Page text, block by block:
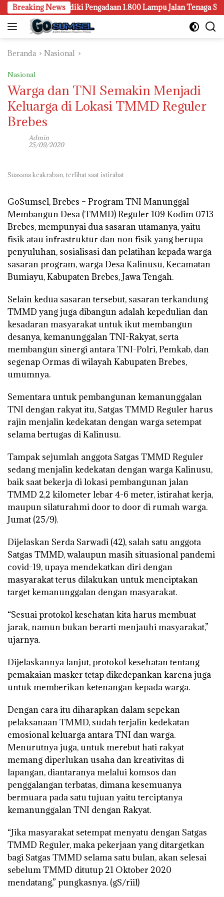
Langsung
ke
konten
Breaking News
Juga Selidiki Pengadaan 1.800 Lampu Jalan Tenaga Surya
Beranda Nasional
Nasional
Warga dan TNI Semakin Menjadi
Keluarga di Lokasi TMMD Reguler
Brebes
Admin
25/09/2020
Suasana keakraban, terlihat saat istirahat
GoSumsel, Brebes – Program TNI Manunggal
Membangun Desa (TMMD) Reguler 109 Kodim 0713
Brebes, mempunyai dua sasaran utamanya, yaitu
fisik atau infrastruktur dan non fisik yang berupa
penyuluhan, sosialisasi dan pelatihan kepada warga
sasaran program, warga Desa Kalinusu, Kecamatan
Bumiayu, Kabupaten Brebes, Jawa Tengah.
Selain kedua sasaran tersebut, sasaran terkandung
TMMD yang juga dibangun adalah kepedulian dan
kesadaran masyarakat untuk ikut membangun
desanya, kemanunggalan TNI-Rakyat, serta
membangun sinergi antara TNI-Polri, Pemkab, dan
segenap Ormas di wilayah Kabupaten Brebes,
umumnya.
Sementara untuk pembangunan kemanunggalan
TNI dengan rakyat itu, Satgas TMMD Reguler harus
rajin menjalin kedekatan dengan warga setempat
selama bertugas di Kalinusu.
Tampak sejumlah anggota Satgas TMMD Reguler
sedang menjalin kedekatan dengan warga Kalinusu,
baik saat bekerja di lokasi pembangunan jalan
TMMD 2,2 kilometer lebar 4-6 meter, istirahat kerja,
maupun silaturahmi door to door di rumah warga.
Jumat (25/9).
Dijelaskan Serda Sarwadi (42), salah satu anggota
Satgas TMMD, walaupun masih situasional pandemi
covid-19, upaya mendekatkan diri dengan
masyarakat terus dilakukan untuk menciptakan
target kemanunggalan dengan masyarakat.
“Sesuai protokol kesehatan kita harus membuat
jarak, namun bukan berarti menjauhi masyarakat,”
ujarnya.
Dijelaskannya lanjut, protokol kesehatan tentang
pemakaian masker tetap dikedepankan karena juga
untuk memberikan ketenangan kepada warga.
Dengan cara itu diharapkan dalam sepekan
pelaksanaan TMMD, sudah terjalin kedekatan
emosional keluarga antara TNI dan warga.
Menurutnya juga, untuk merebut hati rakyat
memang diperlukan usaha dan kreativitas di
lapangan, diantaranya melalui komsos dan
penggalangan terbatas, dimana kesemuanya
bermuara pada satu tujuan yaitu terciptanya
kemanunggalan TNI dengan Rakyat.
“Jika masyarakat setempat menyatu dengan Satgas
TMMD Reguler, maka pekerjaan yang ditargetkan
bagi Satgas TMMD selama satu bulan, akan selesai
sebelum TMMD ditutup 21 Oktober 2020
mendatang,” pungkasnya. (gS/riil)